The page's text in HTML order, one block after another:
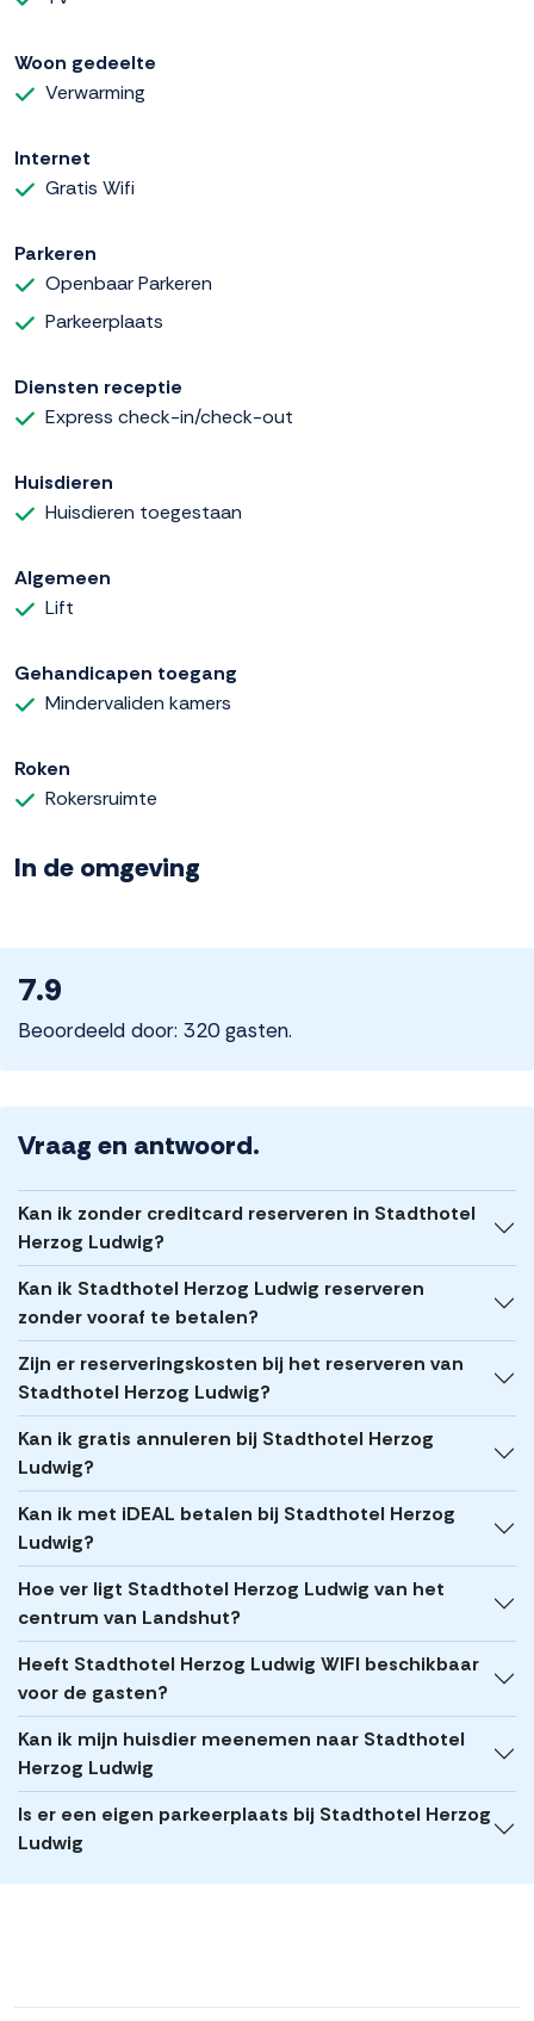
Woon gedeelte
Verwarming
Internet
Gratis Wifi
Parkeren
Openbaar Parkeren
Parkeerplaats
Diensten receptie
Express check-in/check-out
Huisdieren
Huisdieren toegestaan
Algemeen
Lift
Gehandicapen toegang
Mindervaliden kamers
Roken
Rokersruimte
In de omgeving
7.9
Beoordeeld door: 320 gasten.
Vraag en antwoord.
Kan ik zonder creditcard reserveren in Stadthotel
Herzog Ludwig?
Kan ik Stadthotel Herzog Ludwig reserveren
zonder vooraf te betalen?
Zijn er reserveringskosten bij het reserveren van
Stadthotel Herzog Ludwig?
Kan ik gratis annuleren bij Stadthotel Herzog
Ludwig?
Kan ik met iDEAL betalen bij Stadthotel Herzog
Ludwig?
Hoe ver ligt Stadthotel Herzog Ludwig van het
centrum van Landshut?
Heeft Stadthotel Herzog Ludwig WIFI beschikbaar
voor de gasten?
Kan ik mijn huisdier meenemen naar Stadthotel
Herzog Ludwig
Is er een eigen parkeerplaats bij Stadthotel Herzog
Ludwig